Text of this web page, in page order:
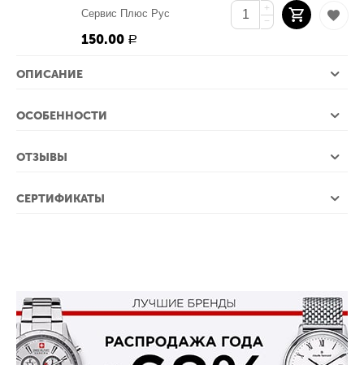
Сервис Плюс Рус
150.00 Р
+
−
ОПИСАНИЕ
ОСОБЕННОСТИ
ОТЗЫВЫ
СЕРТИФИКАТЫ